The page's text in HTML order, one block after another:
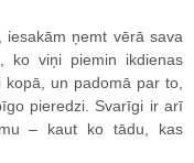
iesakām ņemt vērā sava
ko viņi piemin ikdienas
un padomā par to,
pieredzi. Svarīgi ir arī
– kaut ko tādu, kas